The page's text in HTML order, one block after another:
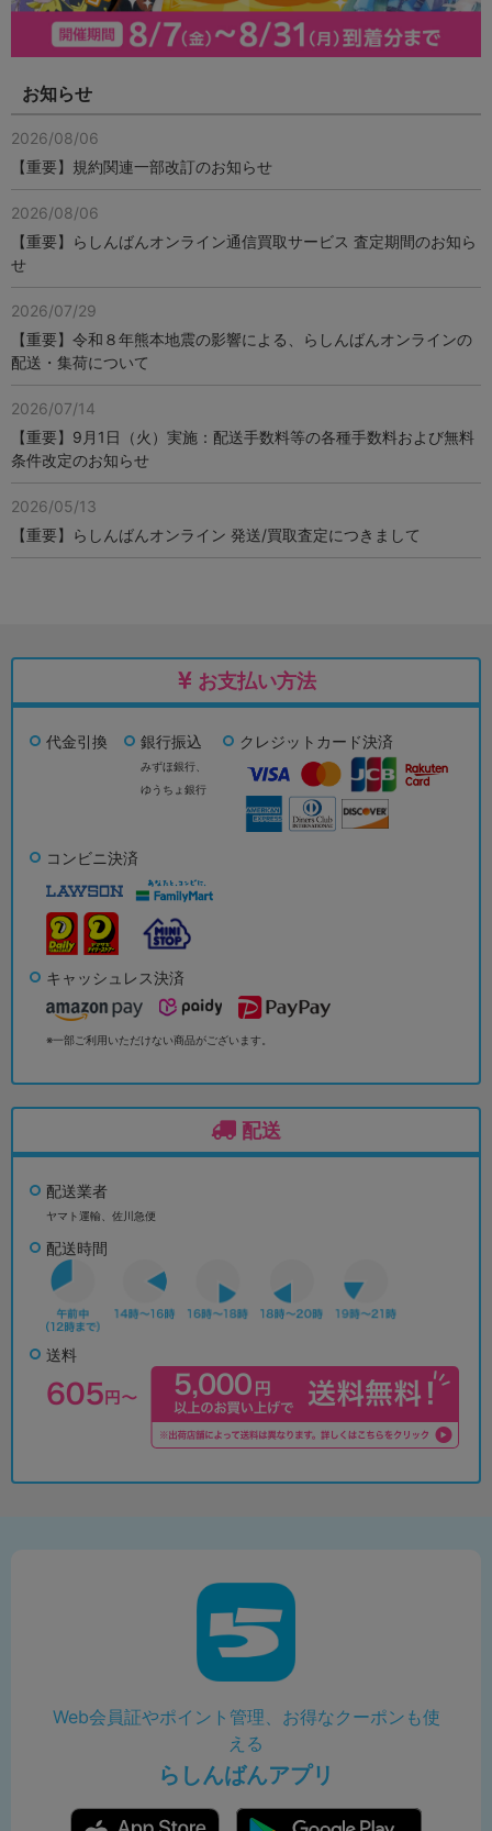
お知らせ
2026/08/06
【重要】規約関連一部改訂のお知らせ
2026/08/06
【重要】らしんばんオンライン通信買取サービス 査定期間のお知ら
せ
2026/07/29
【重要】令和８年熊本地震の影響による、らしんばんオンラインの
配送・集荷について
2026/07/14
【重要】9月1日（火）実施：配送手数料等の各種手数料および無料
条件改定のお知らせ
2026/05/13
【重要】らしんばんオンライン 発送/買取査定につきまして
お支払い方法
代金引換 銀行振込
みずほ銀行、
ゆうちょ銀行
クレジットカード決済
コンビニ決済
キャッシュレス決済
※一部ご利用いただけない商品がございます。
配送
配送業者
ヤマト運輸、佐川急便
配送時間
送料
Web会員証やポイント管理、お得なクーポンも使
える
らしんばんアプリ